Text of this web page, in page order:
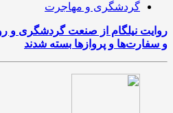
گردشگری و مهاجرت
روایت نیلگام از صنعت گردشگری و
و سفارت‌ها و پروازها بسته شدند